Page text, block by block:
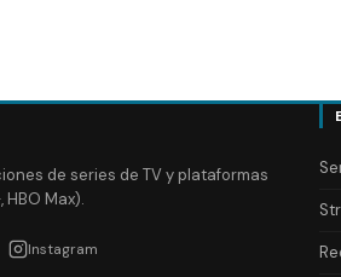
de series de TV y plataformas
Max).
Instagram